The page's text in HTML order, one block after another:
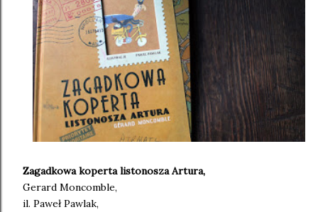
Zagadkowa koperta listonosza Artura,
Gerard Moncomble,
il. Paweł Pawlak,